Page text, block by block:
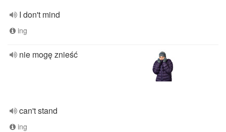
I don't mind
ing
nie mogę znieść
can't stand
ing